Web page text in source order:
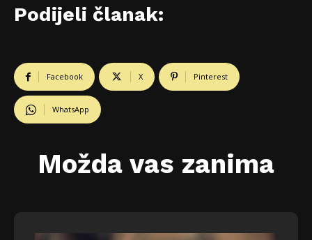
Podijeli članak:
Facebook X Pinterest
WhatsApp
Možda vas zanima